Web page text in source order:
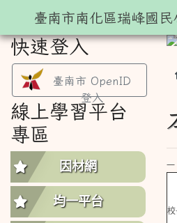
一
快速登入
臺南市 OpenID
登入
線上學習平台
專區
因材網
均一平台
臺南市南化區瑞峰國民